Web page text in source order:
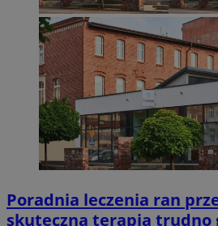
Poradnia leczenia ran
skuteczna terapia trudno
Niezbędne pliki cookie
takich jak logowanie
można prawidłowo korzystać
Nazwa
SessID
QeSessID